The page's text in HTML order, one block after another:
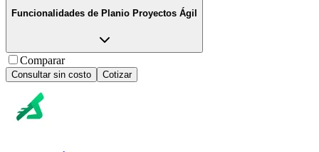
Funcionalidades de Planio Proyectos Ágil
Comparar
Consultar sin costo Cotizar